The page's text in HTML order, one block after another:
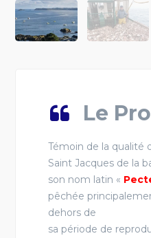
Le
Témoin de la qualité
Saint Jacques de la
son nom latin «
pêchée
dehors de
sa période de